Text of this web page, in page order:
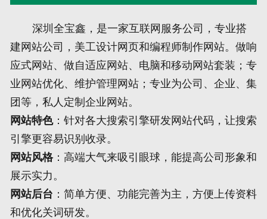
文本地图
XML地图
深圳全宝鑫，是一家互联网服务公司，专业搭
建网站公司，美工设计网页和编程师制作网站。做响
应式网站、做自适应网站、电脑和移动网站套装；专
业网站优化、维护管理网站；专业为公司、企业、集
团等，私人定制企业网站。
网站特色：针对各大搜索引擎研发网站代码，让搜索
引擎更容易识别收录。
网站风格：高端大气来吸引眼球，能提高公司形象和
展示实力。
网站后台 ：简单方便、功能完善为主，方便上传资料
和优化关词研发。